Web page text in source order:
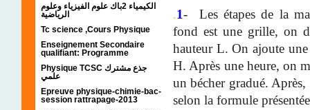
الكيمياء 2باك علوم الفيزياء وعلوم
الرياضية
Tc science ,Cours Physique
Enseignement Secondaire
qualifiant: Programme
Physique TCSC جذع مشترك
علمي
Epreuve physique-chimie-bac-
session rattrapage-2013
.1- Les étapes de la
fond est une grille, on
hauteur L. On ajoute
H. Après une heure, on
un bécher gradué.
selon la formule